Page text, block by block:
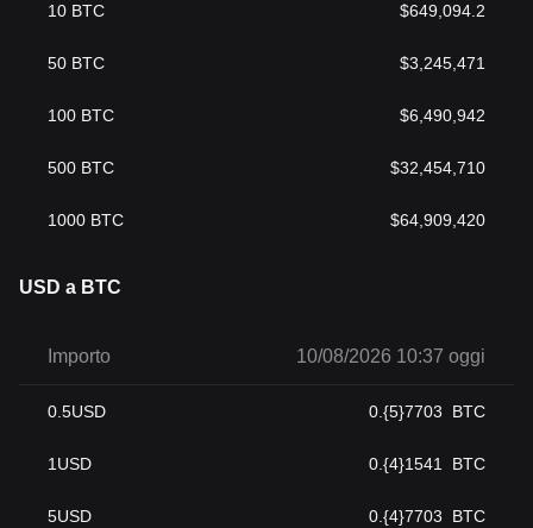
10 BTC $649,094.2
50 BTC $3,245,471
100 BTC $6,490,942
500 BTC $32,454,710
1000 BTC $64,909,420
USD a BTC
Importo 10/08/2026 10:37 oggi
0.5USD 0.{5}7703 BTC
1 USD 0.{4}1541 BTC
5USD 0.{4}7703 BTC